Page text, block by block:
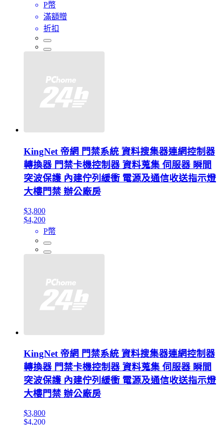
P幣
滿額贈
折扣
KingNet 帝網 門禁系統 資料搜集器連網控制器
轉換器 門禁卡機控制器 資料蒐集 伺服器 瞬間
突波保護 內建佇列緩衝 電源及通信收送指示燈
大樓門禁 辦公廠房
$3,800
$4,200
P幣
KingNet 帝網 門禁系統 資料搜集器連網控制器
轉換器 門禁卡機控制器 資料蒐集 伺服器 瞬間
突波保護 內建佇列緩衝 電源及通信收送指示燈
大樓門禁 辦公廠房
$3,800
$4,200